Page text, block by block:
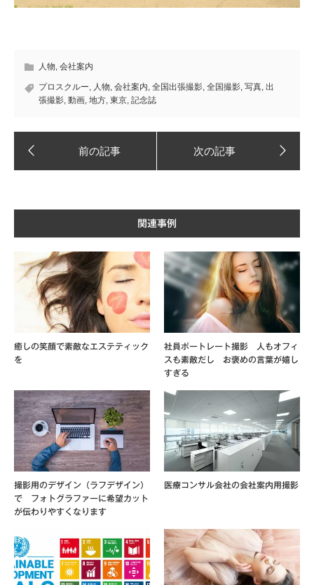
人物 会社案内
プロスクルー 人物 会社案内 全国出張撮影 全国撮影 写真 出
張撮影 動画 地方 東京 記念誌
関連事例
癒しの笑顔で素敵なエステティック
を
社員ポートレート撮影 人もオフィ
スも素敵だし お褒めの言葉が嬉し
すぎる
撮影用のデザイン（ラフデザイン）
で フォトグラファーに希望カット
が伝わりやすくなります
医療コンサル会社の会社案内用撮影